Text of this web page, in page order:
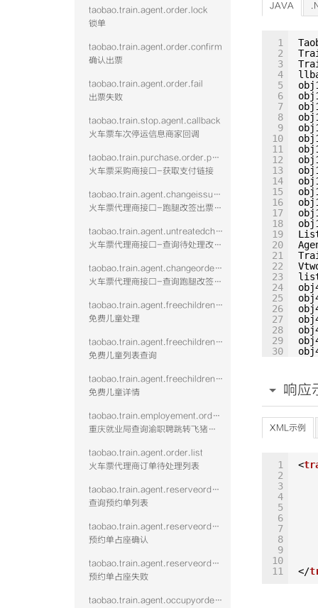
taobao.train.agent.order.lock
锁单
taobao.train.agent.order.confirm
确认出票
taobao.train.agent.order.fail
出票失败
taobao.train.stop.agent.callback
火车票车次停运信息商家回调
taobao.train.purchase.order.payurl
火车票采购商接口-获取支付链接
taobao.train.agent.changeissue.confirm.vtwo
火车票代理商接口-跑腿改签出票回填-含鉴权校验
taobao.train.agent.untreatedchange.query.vtwo
火车票代理商接口-查询待处理改签单列表-含鉴权校验
taobao.train.agent.changeorderdetail.query.vtwo
火车票代理商接口-查询跑腿改签订单详情-含鉴权校验
taobao.train.agent.freechildrendeal.confirm.vtwo
免费儿童处理
taobao.train.agent.freechildrenlist.query.vtwo
免费儿童列表查询
taobao.train.agent.freechildrendetail.query.vtwo
免费儿童详情
taobao.train.employement.order.query
重庆就业局查询渝职聘跳转飞猪下单的火车票订单
taobao.train.agent.order.list
火车票代理商订单待处理列表
taobao.train.agent.reserveorderlist.query
查询预约单列表
taobao.train.agent.reserveorderoccupy.confirm
预约单占座确认
taobao.train.agent.reserveorderoccupy.fail
预约单占座失败
taobao.train.agent.occupyorder.query
JAVA
1
2
3
4
5
6
7
8
9
10
11
12
13
14
15
16
17
18
19
20
21
22
23
24
25
26
27
28
29
30
34
35
36
37
41
响应
XML示例
1
2
3
4
5
6
7
8
9
10
11
<
</